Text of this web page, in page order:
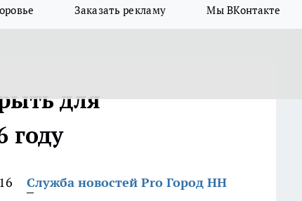
Заказать рекламу Мы ВКонтакте
для
году
Служба новостей Pro Город НН